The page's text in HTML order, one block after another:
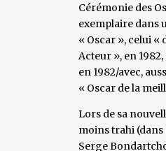
Cérémonie des
exemplaire dans
« Oscar », celui «
Acteur », en
en 1982/avec,
« Oscar de la
Lors de sa
moins trahi
Serge